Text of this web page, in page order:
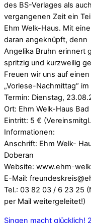
des BS-Verlages als
vergangenen Zeit ein
Ehm Welk-Haus. Mit
daran angeknüpft, denn
Angelika Bruhn erinnert
spritzig und kurzweilig
Freuen wir uns auf
„Vorlese-Nachmittag“
Termin: Dienstag,
Ort: Ehm Welk-Haus
Eintritt: 5 €
Informationen:
Anschrift: Ehm Welk-
Doberan
Website: www.ehm-
E-Mail:
Tel.: 03 82 03 / 6 23 25
per Mail weitergeleitet!)
Singen macht glücklich!